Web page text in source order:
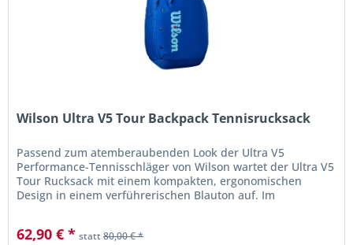
Wilson Ultra V5 Tour Backpack Tennisrucksack
Passend zum atemberaubenden Look der Ultra V5
Performance-Tennisschläger von Wilson wartet der Ultra V5
Tour Rucksack mit einem kompakten, ergonomischen
Design in einem verführerischen Blauton auf. Im
62,90 € * statt80,00 € *